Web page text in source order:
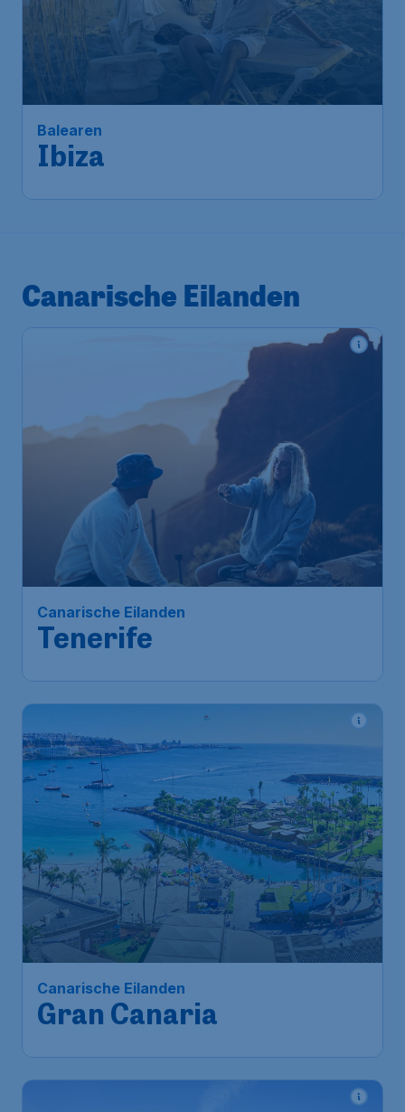
Balearen
Ibiza
Canarische Eilanden
Canarische Eilanden
Tenerife
Canarische Eilanden
Gran Canaria